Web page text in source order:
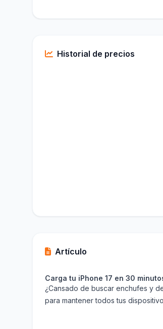
Historial de precios
Artículo
Carga tu iPhone 17 en 30
¿Cansado de buscar enchufes y
para mantener todos tus